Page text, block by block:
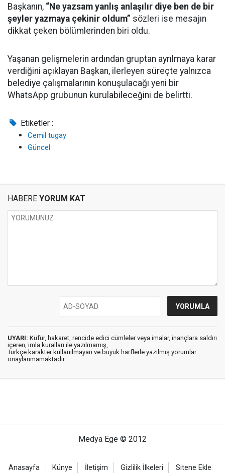
Başkanın, “Ne yazsam yanlış anlaşılır diye ben de bir
şeyler yazmaya çekinir oldum” sözleri ise mesajın
dikkat çeken bölümlerinden biri oldu.
Yaşanan gelişmelerin ardından gruptan ayrılmaya karar
verdiğini açıklayan Başkan, ilerleyen süreçte yalnızca
belediye çalışmalarının konuşulacağı yeni bir
WhatsApp grubunun kurulabileceğini de belirtti.
Etiketler :
Cemil tugay
Güncel
HABERE YORUM KAT
UYARI: Küfür, hakaret, rencide edici cümleler veya imalar, inançlara saldırı
içeren, imla kuralları ile yazılmamış,
Türkçe karakter kullanılmayan ve büyük harflerle yazılmış yorumlar
onaylanmamaktadır.
Medya Ege © 2012
Anasayfa Künye İletişim Gizlilik İlkeleri Sitene Ekle